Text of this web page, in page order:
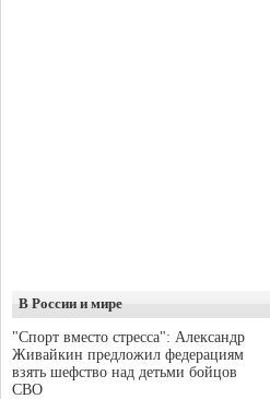
В России и мире
"Спорт вместо стресса": Александр
Живайкин предложил федерациям
взять шефство над детьми бойцов
СВО